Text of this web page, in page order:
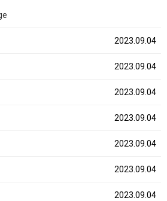
2023.09.04
2023.09.04
2023.09.04
2023.09.04
2023.09.04
2023.09.04
2023.09.04